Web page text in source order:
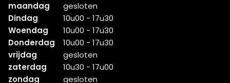
maandag
gesloten
Dindag
10u00 - 17u30
Woendag
10u00 - 17u30
Donderdag
10u00 - 17u30
vrijdag
gesloten
zaterdag
10u30 - 17u00
zondag
gesloten